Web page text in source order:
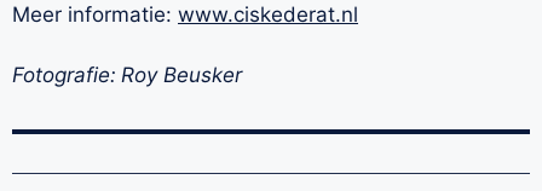
Meer informatie: www.ciskederat.nl
Fotografie: Roy Beusker